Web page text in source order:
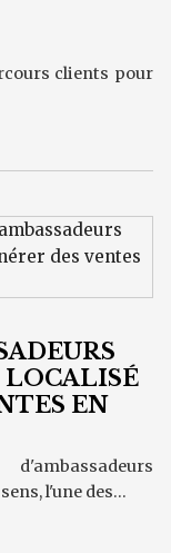
clients pour
LOCALISÉ
EN
l'une des...